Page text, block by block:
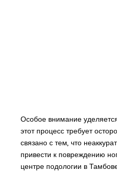
Особое внимание
этот процесс требует
связано с тем, что
привести к повреждению
центре подологии в